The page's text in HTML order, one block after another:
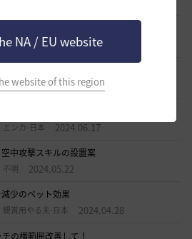
NA / EU website
website of this region
不明 2024.10.06
Lyzerica 2024.07.17
エンカ-日本 2024.06.17
中攻撃スキルの設置案
不明 2024.05.22
少のペット効果
観賞用やる夫-日本 2024.04.28
の横範囲改善して！